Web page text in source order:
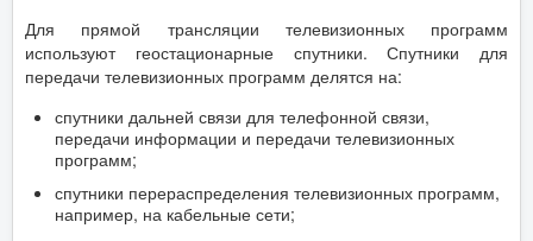
Для прямой трансляции телевизионных программ
используют геостационарные спутники. Спутники для
передачи телевизионных программ делятся на:
спутники дальней связи для телефонной связи,
передачи информации и передачи телевизионных
программ;
спутники перераспределения телевизионных программ,
например, на кабельные сети;